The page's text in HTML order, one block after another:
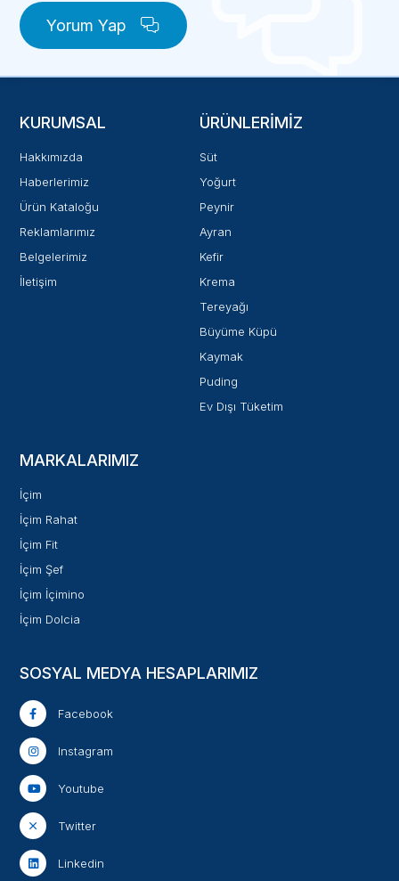
Yorum Yap
KURUMSAL
Hakkımızda
Haberlerimiz
Ürün Kataloğu
Reklamlarımız
Belgelerimiz
İletişim
ÜRÜNLERIMIZ
Süt
Yoğurt
Peynir
Ayran
Kefir
Krema
Tereyağı
Büyüme Küpü
Kaymak
Puding
Ev Dışı Tüketim
MARKALARIMIZ
İçim
İçim Rahat
İçim Fit
İçim Şef
İçim İçimino
İçim Dolcia
SOSYAL MEDYA HESAPLARIMIZ
Facebook
Instagram
Youtube
Twitter
Linkedin